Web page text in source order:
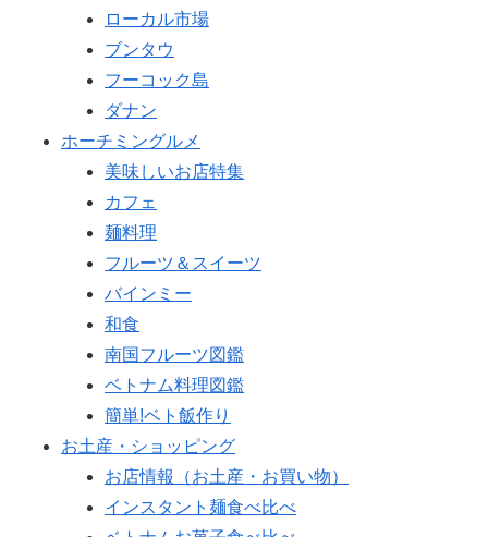
ローカル市場
ブンタウ
フーコック島
ダナン
ホーチミングルメ
美味しいお店特集
カフェ
麺料理
フルーツ＆スイーツ
バインミー
和食
南国フルーツ図鑑
ベトナム料理図鑑
簡単!ベト飯作り
お土産・ショッピング
お店情報（お土産・お買い物）
インスタント麺食べ比べ